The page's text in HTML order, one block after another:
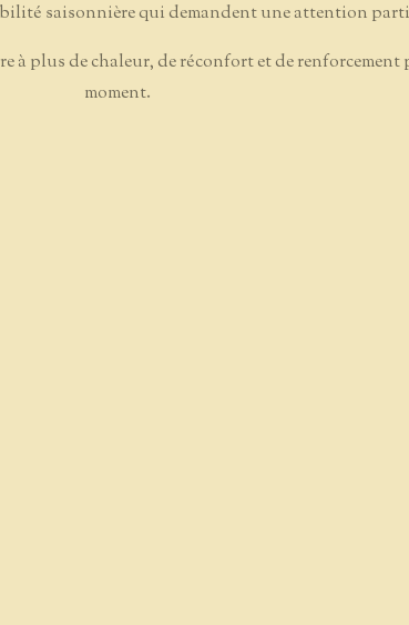
saisonnière qui demandent une attention
plus de chaleur, de réconfort et de renforcement
moment.